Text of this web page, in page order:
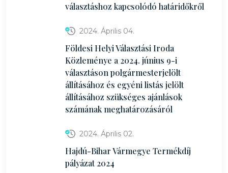
választáshoz kapcsolódó határidőkről
2024. Április 04.
Földesi Helyi Választási Iroda
Közleménye a 2024. június 9-i
választáson polgármesterjelölt
állításához és egyéni listás jelölt
állításához szükséges ajánlások
számának meghatározásáról
2024. Április 02.
Hajdú-Bihar Vármegye Termékdíj
pályázat 2024